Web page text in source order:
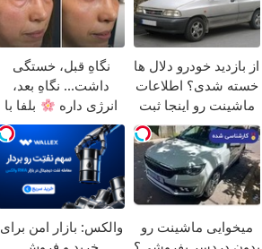
از بازدید خودرو دلال ها
خسته شدی؟ اطلاعات
ماشینت رو اینجا ثبت
کن
نگاهِ قبل، خستگی
داشت... نگاهِ بعد،
انرژی داره
بلفا با
25% تخفیف
میخوایی ماشینت رو
والکس: بازار امن برای